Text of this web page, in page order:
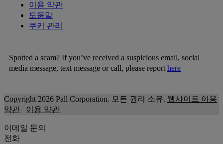
이용 약관
도움말
쿠키 관리
Spotted a scam? If you’ve received a suspicious email, social
media message, text message or call, please report here
Copyright 2026 Pall Corporation. 모든 권리 소유. 웹사이트 이용
약관
이용 약관
이메일 문의
전화